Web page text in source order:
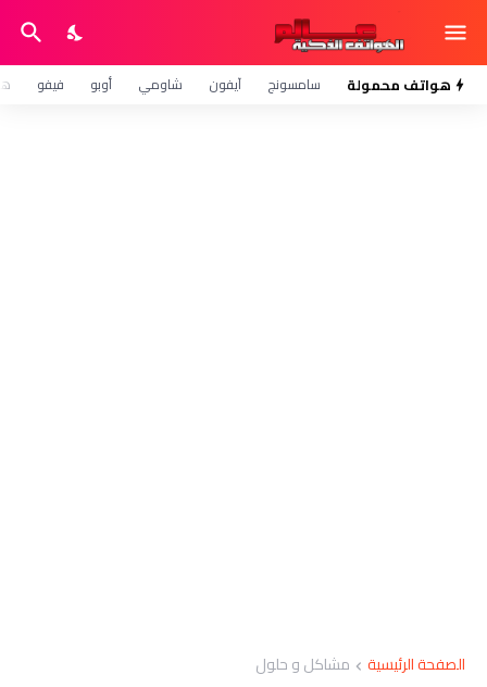
هواتف محمولة سامسونج آيفون شاومي أوبو فيفو
الصفحة الرئيسية مشاكل و حلول